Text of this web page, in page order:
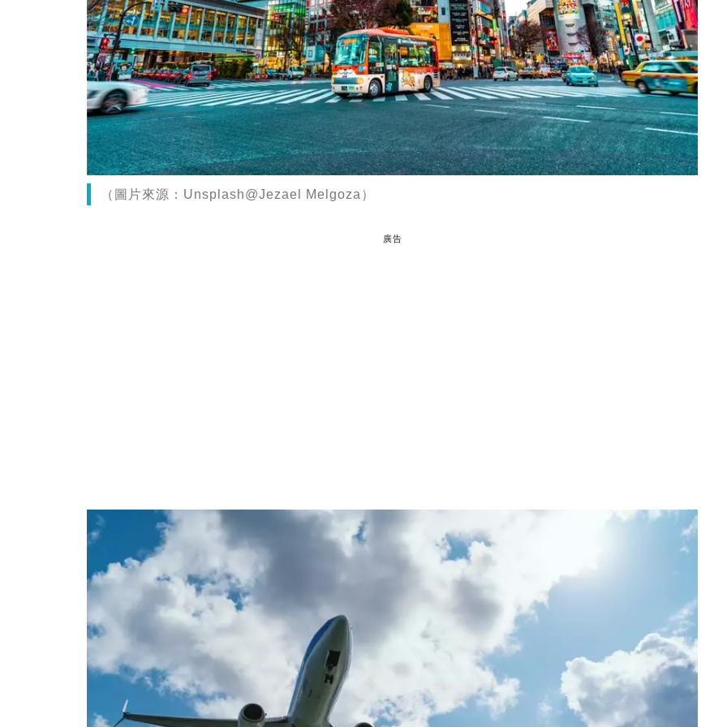
（圖片來源：Unsplash@Jezael Melgoza）
廣告